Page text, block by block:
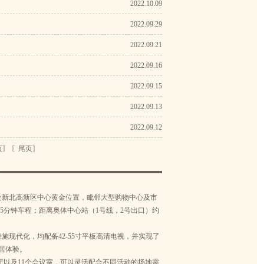
2022.10.09
2022.09.29
2022.09.21
2022.09.16
2022.09.15
2022.09.13
2022.09.12
〖尾页〗
北高新区中心黄金位置，毗邻大型购物中心及市
钟车程；距离奥体中心站（1号线，2号出口）约
现代化，均配备42-55寸平板高清电视，并实现了
验。
及11个会议室，可以灵活配合不同活动的场地需